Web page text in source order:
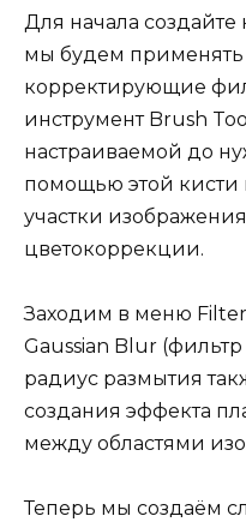
Для начала
мы будем
корректирующие
инструмент Brush
настраиваемой до
помощью этой
участки
цветокоррекции.
Заходим в меню
Gaussian Blur (фильтр
радиус размытия
создания эффекта
между областями
Теперь мы создаём